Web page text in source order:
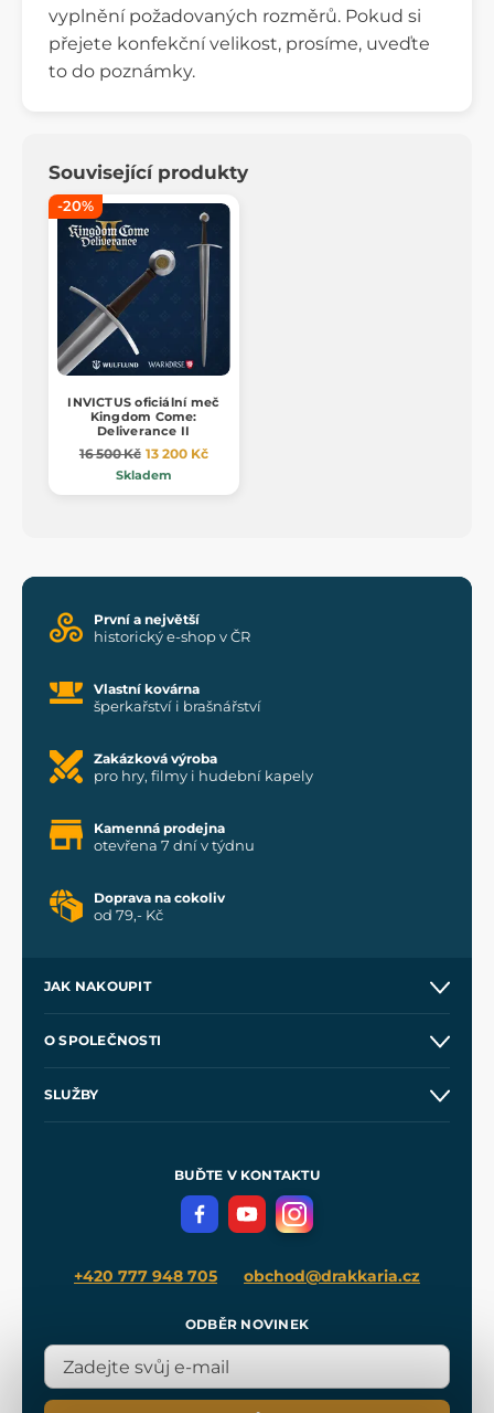
vyplnění požadovaných rozměrů. Pokud si
přejete konfekční velikost, prosíme, uveďte
to do poznámky.
Související produkty
-20%
INVICTUS oficiální meč
Kingdom Come:
Deliverance II
16 500 Kč 13 200 Kč
Skladem
První a největší
historický e-shop v ČR
Vlastní kovárna
šperkařství i brašnářství
Zakázková výroba
pro hry, filmy i hudební kapely
Kamenná prodejna
otevřena 7 dní v týdnu
Doprava na cokoliv
od 79,- Kč
JAK NAKOUPIT
Velkoobchod
O SPOLEČNOSTI
SLUŽBY
Meče pro Kingdom Come
BUĎTE V KONTAKTU
+420 777 948 705 obchod@drakkaria.cz
ODBĚR NOVINEK